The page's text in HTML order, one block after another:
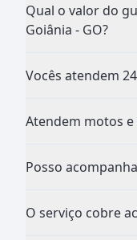
Qual o valor do
Goiânia - GO?
Vocês atendem
Atendem motos
Posso
O serviço cobre